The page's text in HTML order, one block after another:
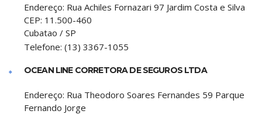
Endereço: Rua Achiles Fornazari 97 Jardim Costa e Silva
CEP: 11.500-460
Cubatao / SP
Telefone: (13) 3367-1055
OCEAN LINE CORRETORA DE SEGUROS LTDA
Endereço: Rua Theodoro Soares Fernandes 59 Parque
Fernando Jorge